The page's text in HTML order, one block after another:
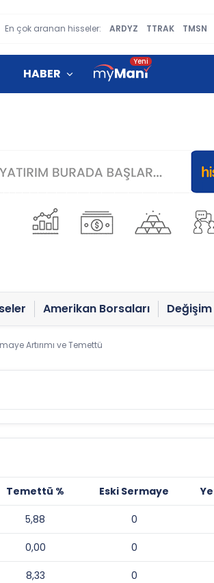
En çok aranan hisseler: ARDYZ TTRAK TMSN
HABER
Amerikan Borsaları Değişim
Artırımı ve Temettü
Temettü % Eski Sermaye
5,88 0
0,00 0
8,33 0